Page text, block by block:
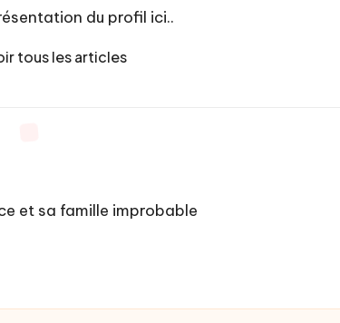
du profil ici..
tous les articles
et sa famille improbable